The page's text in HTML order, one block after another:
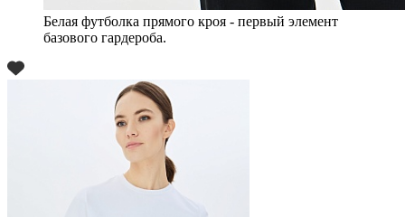
Белая футболка прямого кроя - первый элемент
базового гардероба.